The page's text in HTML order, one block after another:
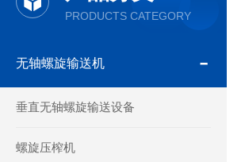
PRODUCTS CATEGORY
无轴螺旋输送机
垂直无轴螺旋输送设备
螺旋压榨机